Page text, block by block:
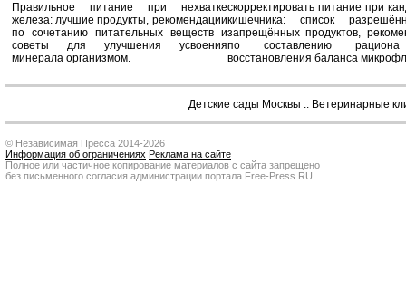
Правильное питание при нехватке
железа: лучшие продукты, рекомендации
по сочетанию питательных веществ и
советы для улучшения усвоения
минерала организмом.
скорректировать питание при
кишечника: список
запрещённых продуктов,
по составлению
восстановления баланса
Детские сады Москвы :: Ветеринарные
© Независимая Пресса 2014-2026
Информация об ограничениях Реклама на сайте
Полное или частичное копирование материалов с сайта запрещено
без письменного согласия администрации портала Free-Press.RU